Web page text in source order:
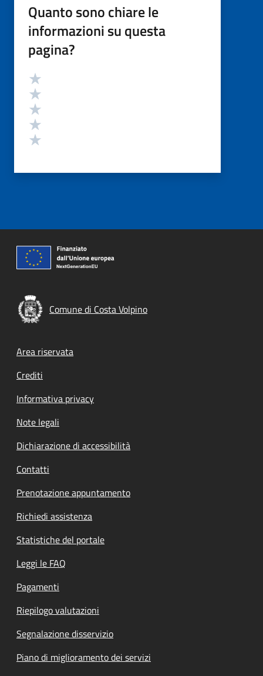
Quanto sono chiare le
informazioni su questa
pagina?
Valutazione
Comune di Costa Volpino
Footer menu
Area riservata
Crediti
Informativa privacy
Note legali
Dichiarazione di accessibilità
Contatti
Prenotazione appuntamento
Richiedi assistenza
Statistiche del portale
Leggi le FAQ
Pagamenti
Riepilogo valutazioni
Segnalazione disservizio
Piano di miglioramento dei servizi